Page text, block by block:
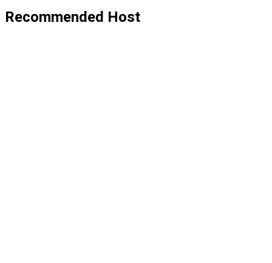
Recommended Host